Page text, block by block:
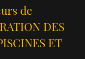
de
DES
ET